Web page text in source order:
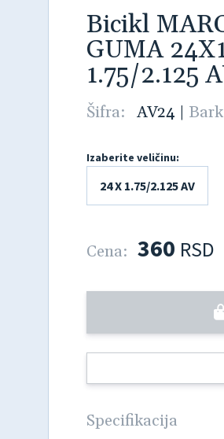
Bicikl
GUMA
1.75/2.125
Šifra: AV24 |
Izaberite veličinu:
24 X 1.75/2.125 AV
Cena: 360 RSD
Specifikacija